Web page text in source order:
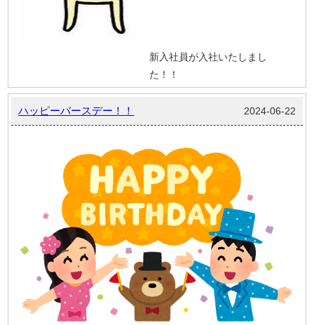
新入社員が入社いたしまし
た！！
ハッピーバースデー！！ 2024-06-22